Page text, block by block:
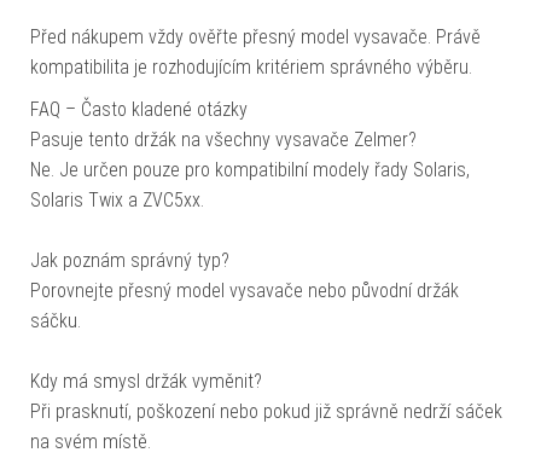
Před nákupem vždy ověřte přesný model vysavače. Právě
kompatibilita je rozhodujícím kritériem správného výběru.
FAQ – Často kladené otázky
Pasuje tento držák na všechny vysavače Zelmer?
Ne. Je určen pouze pro kompatibilní modely řady Solaris,
Solaris Twix a ZVC5xx.
Jak poznám správný typ?
Porovnejte přesný model vysavače nebo původní držák
sáčku.
Kdy má smysl držák vyměnit?
Při prasknutí, poškození nebo pokud již správně nedrží sáček
na svém místě.